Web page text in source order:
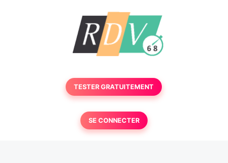
TESTER GRATUITEMENT
SE CONNECTER